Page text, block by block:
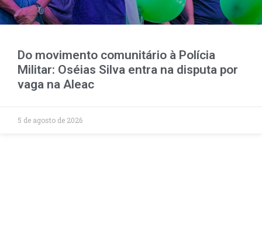
Do movimento comunitário à Polícia
Militar: Oséias Silva entra na disputa por
vaga na Aleac
5 de agosto de 2026